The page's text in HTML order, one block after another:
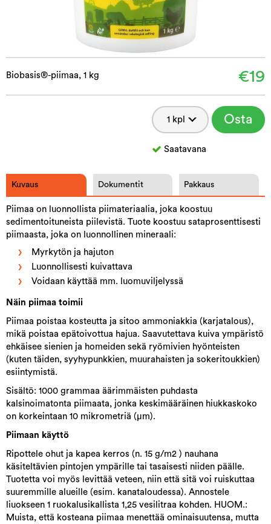
Biobasis®-piimaa, 1 kg €19
Osta
Saatavana
Kuvaus Dokumentit Pakkaus
Piimaa on luonnollista piimateriaalia, joka koostuu
sedimentoituneista piilevistä. Tuote koostuu sataprosenttisesti
piimaasta, joka on luonnollinen mineraali:
Myrkytön ja hajuton
Luonnollisesti kuivattava
Voidaan käyttää mm. luomuviljelyssä
Näin piimaa toimii
Piimaa poistaa kosteutta ja sitoo ammoniakkia (karjatalous),
mikä poistaa epätoivottua hajua. Saavutettava kuiva ympäristö
ehkäisee sienien ja homeiden sekä ryömivien hyönteisten
(kuten täiden, syyhypunkkien, muurahaisten ja sokeritoukkien)
esiintymistä.
Sisältö: 1000 grammaa äärimmäisten puhdasta
kalsinoimatonta piimaata, jonka keskimääräinen hiukkaskoko
on korkeintaan 10 mikrometriä (µm).
Piimaan käyttö
Ripottele ohut ja kapea kerros (n. 15 g/m2 ) nauhana
käsiteltävien pintojen ympärille tai tasaisesti niiden päälle.
Tuotetta voi myös levittää veteen, niin että sitä voi ruiskuttaa
suuremmille alueille (esim. kanataloudessa). Annostele
liuokseen 1 ruokalusikallista 1,25 vesilitraa kohden. HUOM.:
Muista, että kosteana piimaa menettää ominaisuutensa, mutta